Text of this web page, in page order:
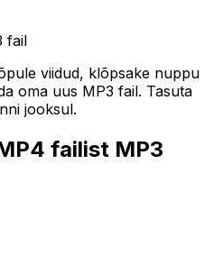
fail
viidud, klõpsake nuppu
oma uus MP3 fail. Tasuta
jooksul.
failist MP3